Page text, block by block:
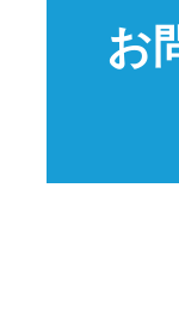
お